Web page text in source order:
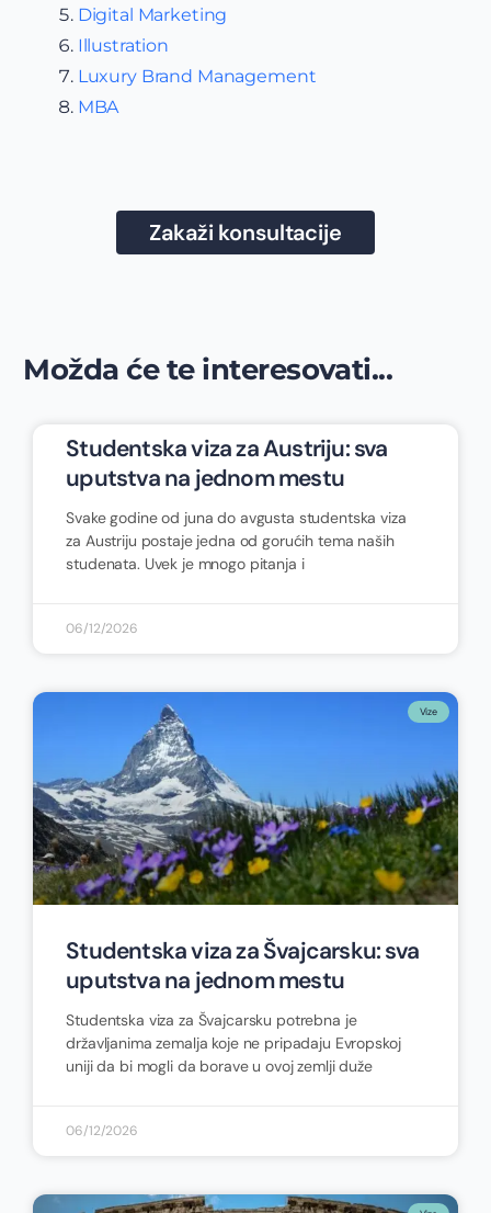
Digital Marketing
Illustration
Luxury Brand Management
MBA
Zakaži konsultacije
Možda će te interesovati...
Studentska viza za Austriju: sva
uputstva na jednom mestu
Svake godine od juna do avgusta studentska viza
za Austriju postaje jedna od gorućih tema naših
studenata. Uvek je mnogo pitanja i
06/12/2026
Vize
Studentska viza za Švajcarsku: sva
uputstva na jednom mestu
Studentska viza za Švajcarsku potrebna je
državljanima zemalja koje ne pripadaju Evropskoj
uniji da bi mogli da borave u ovoj zemlji duže
06/12/2026